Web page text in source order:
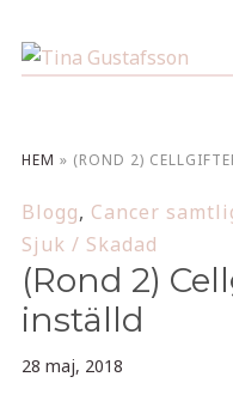
HEM » (ROND 2)
Blogg, Cancer
Sjuk / Skadad
(Rond 2)
inställd
28 maj, 2018